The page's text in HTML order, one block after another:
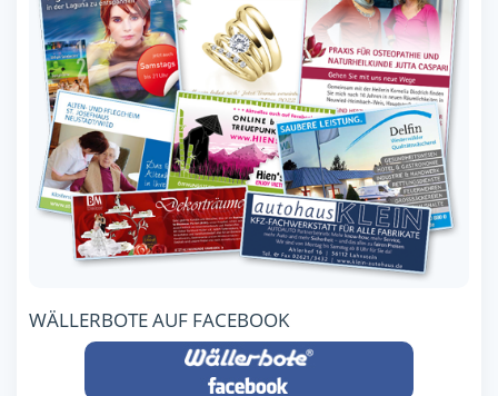
WÄLLERBOTE AUF FACEBOOK